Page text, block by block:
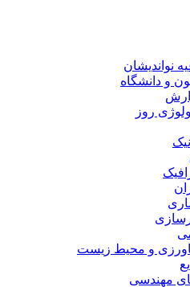
روز
و محیط زیست